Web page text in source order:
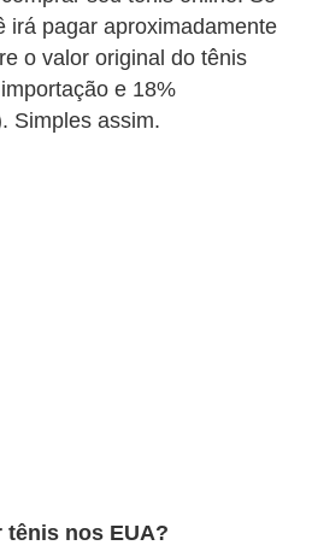
irá pagar aproximadamente
o valor original do tênis
e 18%
Simples assim.
tênis nos EUA?